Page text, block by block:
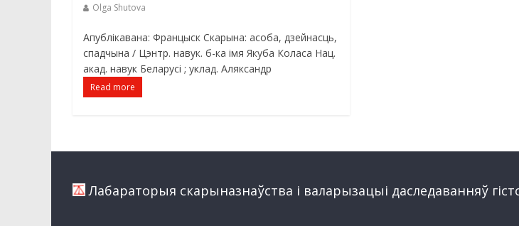
Olga Shutova
Апублікавана: Францыск Скарына: асоба, дзейнасць,
спадчына / Цэнтр. навук. б-ка імя Якуба Коласа Нац.
акад. навук Беларусі ; уклад. Аляксандр
Read more
Лабараторыя скарыназнаўства i валарызацыi даследаванняў